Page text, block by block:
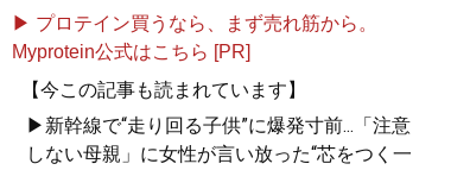
で無駄遣いをするのはや
めよう
▶ プロテイン買うなら、まず売れ筋から。
Myprotein公式はこちら [PR]
【今この記事も読まれています】
▶新幹線で“走り回る子供”に爆発寸前...「注意
しない母親」に女性が言い放った“芯をつく一